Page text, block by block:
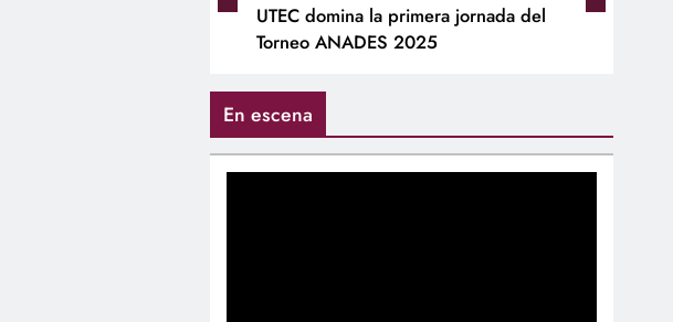
UTEC domina la primera jornada del
Torneo ANADES 2025
En escena